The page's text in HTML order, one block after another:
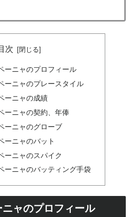
次
ーニャのプロフィール
ーニャのプレースタイル
ーニャの成績
ーニャの契約、年俸
ーニャのグローブ
ーニャのバット
ーニャのスパイク
ーニャのバッティング手袋
ャのプロフィール